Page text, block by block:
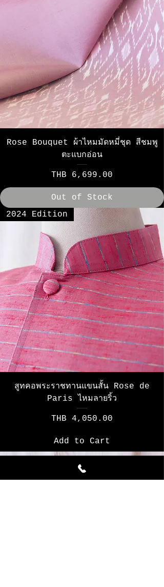
Rose Bouquet ผ้าไหมมัดหมี่ชุด สีชมพู
ตะแบกอ่อน
Price
THB 6,699.00
Out of Stock
2024 Edition
สูทคอพระราชทานแขนสั้น Rose de
Paris ไหมลายริ้ว
Price
THB 4,050.00
Add to Cart